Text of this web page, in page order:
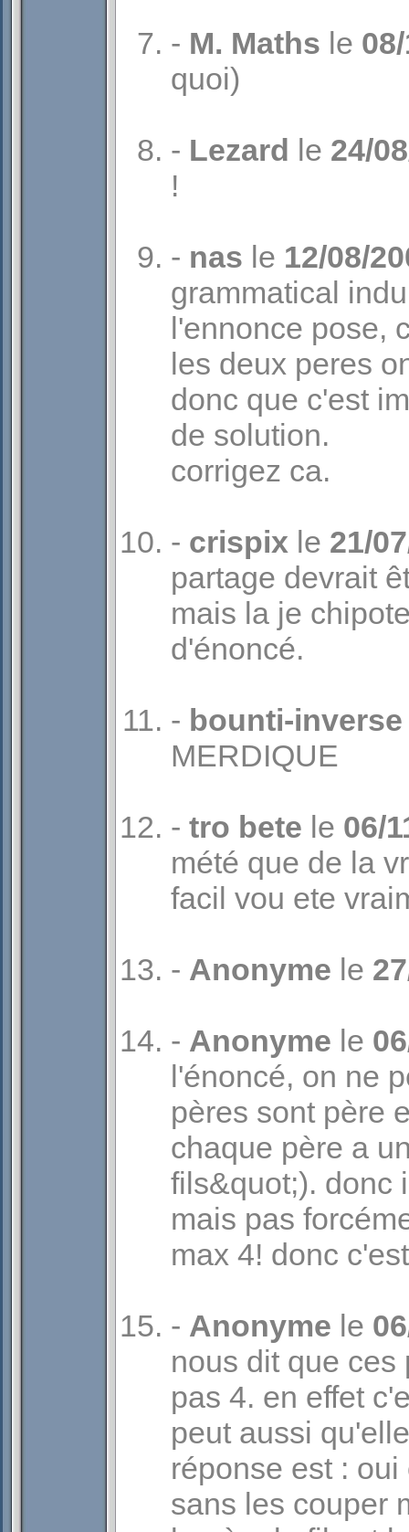
- M. Maths le
quoi)
- Lezard le 24/
!
- nas le 12/08/
grammatical
l'ennonce pose,
les deux peres
donc que c'est
de solution.
corrigez ca.
- crispix le 21/
partage devrait
mais la je
d'énoncé.
- bounti-inverse
MERDIQUE
- tro bete le 06/
mété que de la
facil vou ete
- Anonyme le
- Anonyme le
l'énoncé, on ne
pères sont père
chaque père a
fils&quot;). donc
mais pas
max 4! donc
- Anonyme le
nous dit que ces
pas 4. en effet
peut aussi
réponse est :
sans les couper